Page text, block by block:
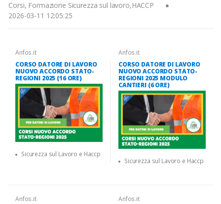
Corsi, Formazione Sicurezza sul lavoro,HACCP
2026-03-11 12:05:25
Anfos.it
CORSO DATORE DI LAVORO
NUOVO ACCORDO STATO-
REGIONI 2025 (16 ORE)
Sicurezza sul Lavoro e Haccp
Anfos.it
CORSO DATORE DI LAVORO
NUOVO ACCORDO STATO-
REGIONI 2025 MODULO
CANTIERI (6 ORE)
Sicurezza sul Lavoro e Haccp
Anfos.it
Anfos.it